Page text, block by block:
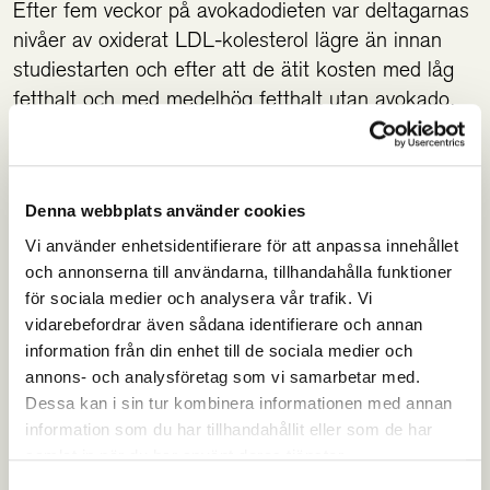
Denna webbplats använder cookies
Vi använder enhetsidentifierare för att anpassa innehållet
och annonserna till användarna, tillhandahålla funktioner
för sociala medier och analysera vår trafik. Vi
vidarebefordrar även sådana identifierare och annan
information från din enhet till de sociala medier och
annons- och analysföretag som vi samarbetar med.
Dessa kan i sin tur kombinera informationen med annan
information som du har tillhandahållit eller som de har
Efter fem veckor på avokadodieten var deltagarnas
nivåer av oxiderat LDL-kolesterol lägre än innan
studiestarten och efter att de ätit kosten med låg
fetthalt och med medelhög fetthalt utan avokado.
Intressant nog hade särskilt de små, täta oxiderade
Dessutom hade deltagarna högre halter av
antioxidanten lutein i blodet efter avokadodieten.
– Lutein kan vara det bioaktiva ämnet som skyddar
LDL-kolesterolet från att oxideras, konstaterar
Penny Kris-Etherton.